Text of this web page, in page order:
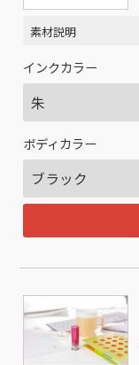
素材説明
インクカラー
ボディカラー